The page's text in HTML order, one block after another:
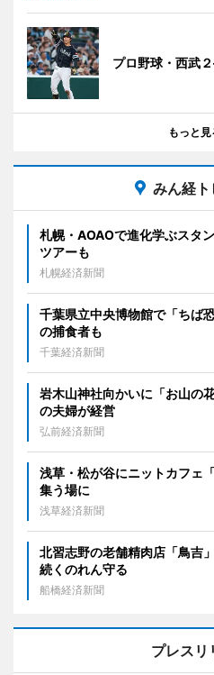
プロ野球・西武
もっと見
みん経
札幌・AOAOで進化学ぶスタ
ツアーも
札幌経済新聞
千葉県立中央博物館で「ち
の捕食者も
千葉経済新聞
岩木山神社向かいに「お山の
の夫婦が経営
弘前経済新聞
浅草・松が谷にニットカフ
集う場に
浅草経済新聞
北習志野の老舗精肉店「鳥
続くのれん守る
船橋経済新聞
プレスリ